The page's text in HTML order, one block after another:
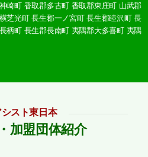
崎町 香取郡多古町 香取郡東庄町 山武郡
芝光町 長生郡一ノ宮町 長生郡睦沢町 長
柄町 長生郡長南町 夷隅郡大多喜町 夷隅
スト東日本
加盟団体紹介